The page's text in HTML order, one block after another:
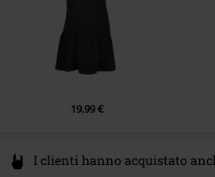
19,99 €
I clienti hanno acquistato